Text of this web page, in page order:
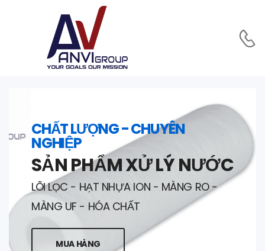
CHẤT LƯỢNG - CHUYÊN
NGHIỆP
SẢN PHẨM XỬ LÝ NƯỚC
LÕI LỌC - HẠT NHỰA ION - MÀNG RO -
MÀNG UF - HÓA CHẤT
MUA HÀNG